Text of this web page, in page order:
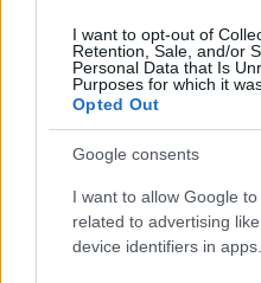
I want to opt-out of
Retention, Sale, and/or
Personal Data that Is
Purposes for which it
Opted Out
Google consents
I want to allow Google
related to advertising
device identifiers in apps.
L’arca di Lorè: Jovanotti
e trasformazione
Letizia Fontana · 9 Ago 2026